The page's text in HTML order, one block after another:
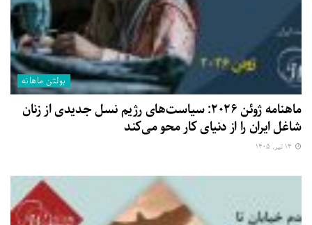
بولتن ماهانه
ماهنامه ژوئن ۲۰۲۶: سیاست‌های رژیم نسل جدیدی از زنان
شاغل ایران را از دنیای کار محو می‌کند